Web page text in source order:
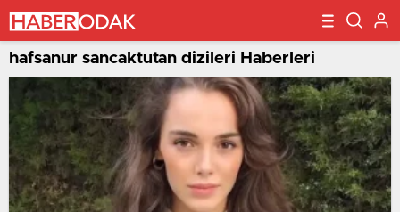
hafsanur sancaktutan dizileri Haberleri